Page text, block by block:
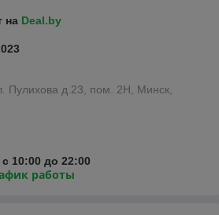
на Deal.by
Пулихова д.23, пом. 2Н, Минск,
10:00 до 22:00
работы